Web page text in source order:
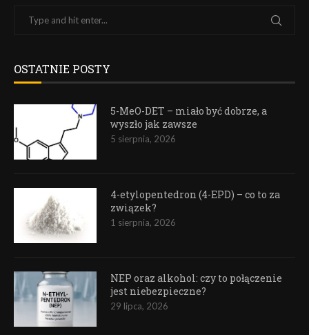
OSTATNIE POSTY
5-MeO-DET – miało być dobrze, a
wyszło jak zawsze
5 sierpnia, 2026
4-etylopentedron (4-EPD) – co to za
związek?
1 sierpnia, 2026
NEP oraz alkohol: czy to połączenie
jest niebezpieczne?
29 lipca, 2026